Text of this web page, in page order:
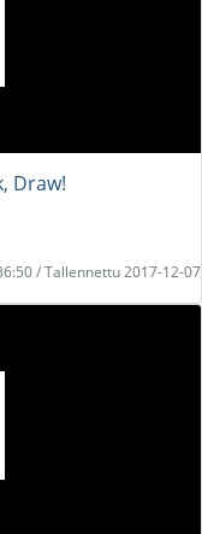
Draw!
/ Tallennettu 2017-12-07